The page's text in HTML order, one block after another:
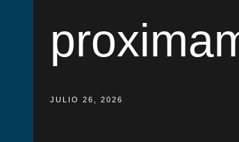
JULIO 26, 2026